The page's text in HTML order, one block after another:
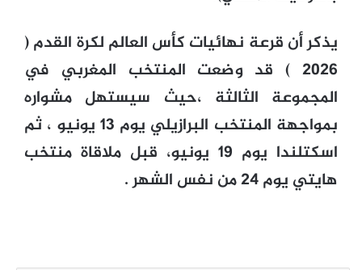
يذكر أن قرعة نهائيات كأس العالم لكرة القدم (
2026 ) قد وضعت المنتخب المغربي في
المجموعة الثالثة ،حيث سيستهل مشواره
بمواجهة المنتخب البرازيلي يوم 13 يونيو ، ثم
اسكتلندا يوم 19 يونيو، قبل ملاقاة منتخب
هايتي يوم 24 من نفس الشهر .